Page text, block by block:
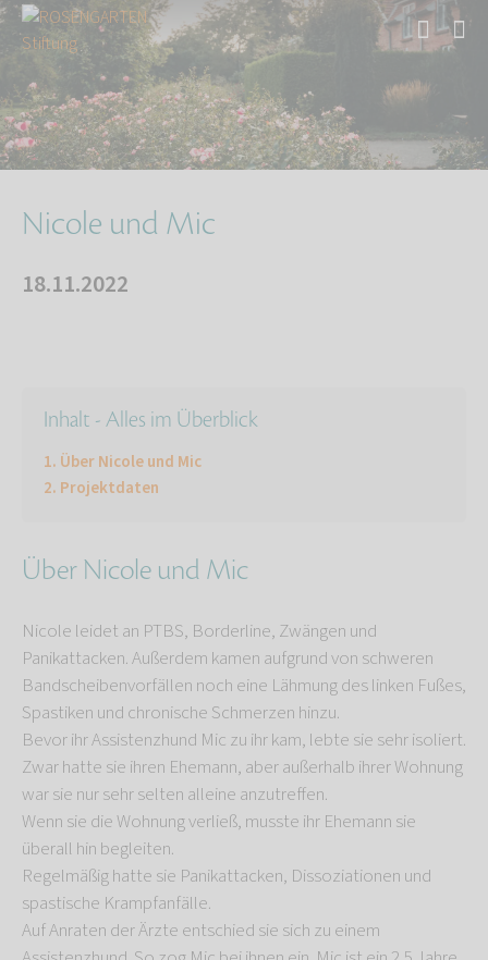
Start Mensch-Tier-Teams Nicole und Mic
Nicole und Mic
18.11.2022
Inhalt - Alles im Überblick
Über Nicole und Mic
Projektdaten
Über Nicole und Mic
Nicole leidet an PTBS, Borderline, Zwängen und
Panikattacken. Außerdem kamen aufgrund von schweren
Bandscheibenvorfällen noch eine Lähmung des linken Fußes,
Spastiken und chronische Schmerzen hinzu.
Bevor ihr Assistenzhund Mic zu ihr kam, lebte sie sehr isoliert.
Zwar hatte sie ihren Ehemann, aber außerhalb ihrer Wohnung
war sie nur sehr selten alleine anzutreffen.
Wenn sie die Wohnung verließ, musste ihr Ehemann sie
überall hin begleiten.
Regelmäßig hatte sie Panikattacken, Dissoziationen und
spastische Krampfanfälle.
Auf Anraten der Ärzte entschied sie sich zu einem